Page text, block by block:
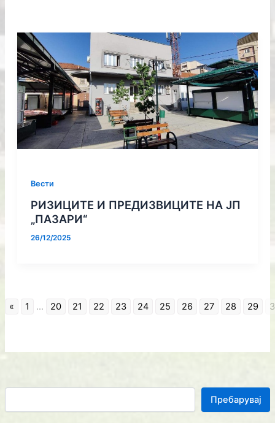
Пребарувај
Вести
РИЗИЦИТЕ И ПРЕДИЗВИЦИТЕ НА ЈП
„ПАЗАРИ“
26/12/2025
« 1 ... 20 21 22 23 24 25 26 27 28 29